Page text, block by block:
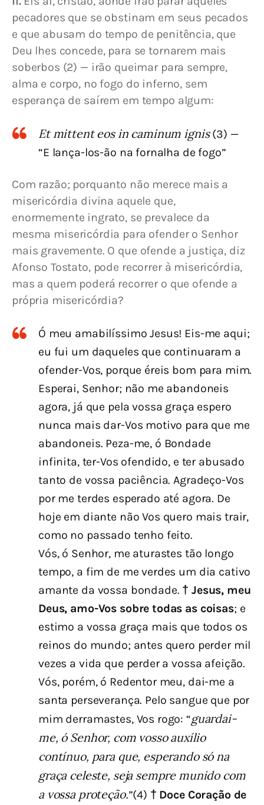
pecadores que se obstinam em seus pecados
e que abusam do tempo de penitência, que
Deu lhes concede, para se tornarem mais
soberbos (2) — irão queimar para sempre,
alma e corpo, no fogo do inferno, sem
esperança de saírem em tempo algum:
Et mittent eos in caminum ignis(3) —
“E lança-los-ão na fornalha de fogo”
Com razão; porquanto não merece mais a
misericórdia divina aquele que,
enormemente ingrato, se prevalece da
mesma misericórdia para ofender o Senhor
mais gravemente. O que ofende a justiça, diz
Afonso Tostato, pode recorrer à misericórdia,
mas a quem poderá recorrer o que ofende a
própria misericórdia?
Ó meu amabilíssimo Jesus! Eis-me aqui;
eu fui um daqueles que continuaram a
ofender-Vos, porque éreis bom para mim.
Esperai, Senhor; não me abandoneis
agora, já que pela vossa graça espero
nunca mais dar-Vos motivo para que me
abandoneis. Peza-me, ó Bondade
infinita, ter-Vos ofendido, e ter abusado
tanto de vossa paciência. Agradeço-Vos
por me terdes esperado até agora. De
hoje em diante não Vos quero mais trair,
como no passado tenho feito.
Vós, ó Senhor, me aturastes tão longo
tempo, a fim de me verdes um dia cativo
amante da vossa bondade. † Jesus, meu
Deus, amo-Vos sobre todas as coisas; e
estimo a vossa graça mais que todos os
reinos do mundo; antes quero perder mil
vezes a vida que perder a vossa afeição.
Vós, porém, ó Redentor meu, dai-me a
santa perseverança. Pelo sangue que por
mim derramastes, Vos rogo: “guardai-
me, ó Senhor, com vosso auxílio
contínuo, para que, esperando só na
graça celeste, seja sempre munido com
a vossa proteção.”(4) † Doce Coração de